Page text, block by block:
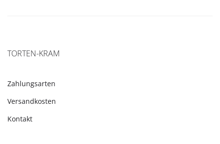
TORTEN-KRAM
Zahlungsarten
Versandkosten
Kontakt